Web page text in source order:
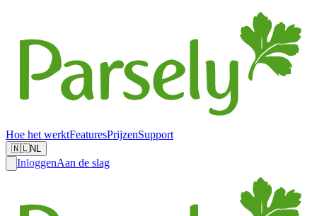
Hoe het werktFeaturesPrijzenSupport
🇳🇱NL
InloggenAan de slag